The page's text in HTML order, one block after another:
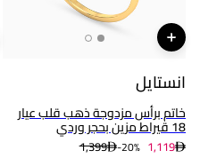
انستايل
خاتم برأس مزدوجة ذهب قلب عيار
18 قيراط مزين بحجر وردي
1,399 20%- 1,119